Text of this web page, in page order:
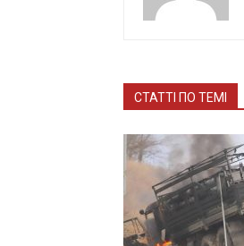
СТАТТІ ПО ТЕМІ